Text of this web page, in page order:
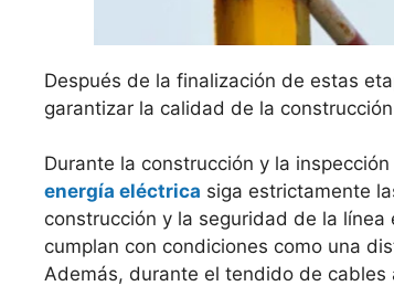
Después de la finalización de estas
garantizar la calidad de la
Durante la construcción y la
energía eléctrica siga estrictamente
construcción y la seguridad de la
cumplan con condiciones como una
Además, durante el tendido de